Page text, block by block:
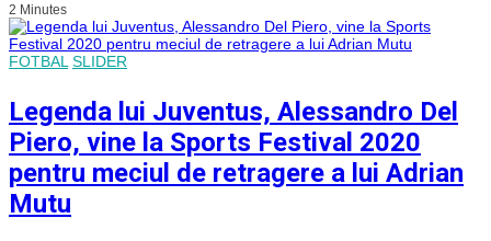
2 Minutes
FOTBAL SLIDER
Legenda lui Juventus, Alessandro Del
Piero, vine la Sports Festival 2020
pentru meciul de retragere a lui Adrian
Mutu